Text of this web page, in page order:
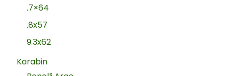
.7×64
.8x57
9.3x62
Karabin